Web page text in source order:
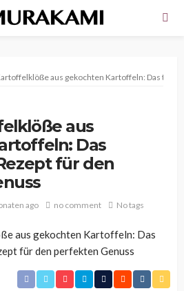
aus gekochten Kartoffeln: Das
aus
Das
für den
ago no comment No tags